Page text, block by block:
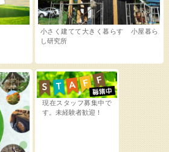
小さく建てて大きく暮らす 小屋暮ら
し研究所
現在スタッフ募集中で
す。未経験者歓迎！